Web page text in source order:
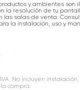
y ambientes son
la resolución de tu
las salas de venta.
la instalación, uso y
No incluyen
compra.